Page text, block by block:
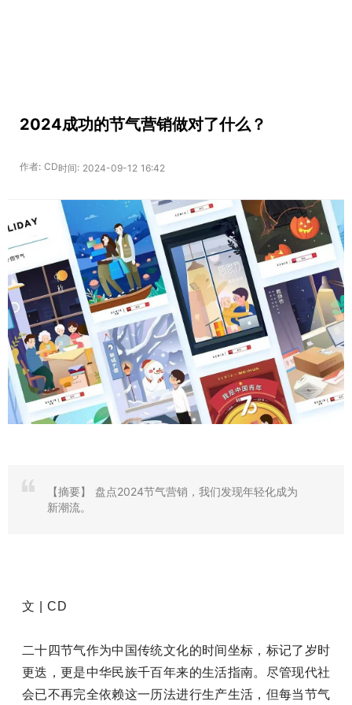
2024成功的节气营销做对了什么？
作者: CD时间: 2024-09-12 16:42
【摘要】
盘点2024节气营销，我们发现年轻化成为
新潮流。
文 | CD
二十四节气作为中国传统文化的时间坐标，标记了岁时
更迭，更是中华民族千百年来的生活指南。尽管现代社
会已不再完全依赖这一历法进行生产生活，但每当节气